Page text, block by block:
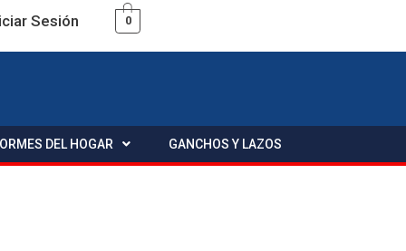
Sesión 0
DEL HOGAR GANCHOS Y LAZOS